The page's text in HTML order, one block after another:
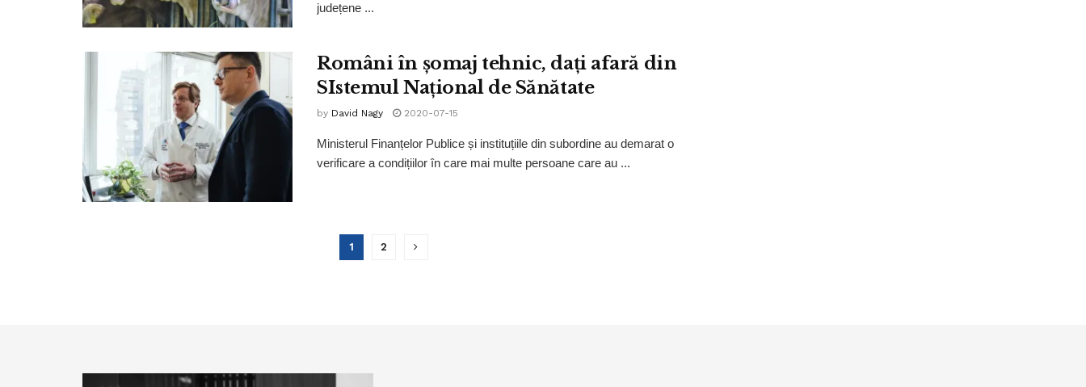
județene ...
Români în șomaj tehnic, dați afară din
SIstemul Național de Sănătate
by David Nagy 2020-07-15
Ministerul Finanțelor Publice și instituțiile din subordine au demarat o
verificare a condițiilor în care mai multe persoane care au ...
1 2